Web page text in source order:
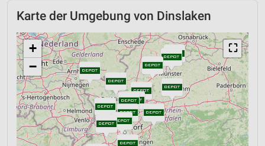
Karte der Umgebung von Dinslaken
⛶
+
−